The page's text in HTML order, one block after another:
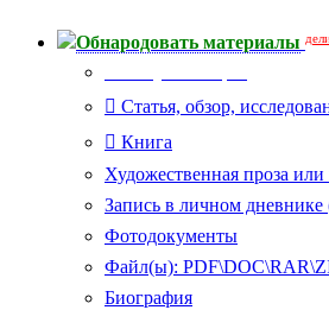
Обнародовать материалы
Статья, обзор,
Книга
Художественная проза или
Запись в личном дневнике
Фотодокументы
Файл(ы):
Биография